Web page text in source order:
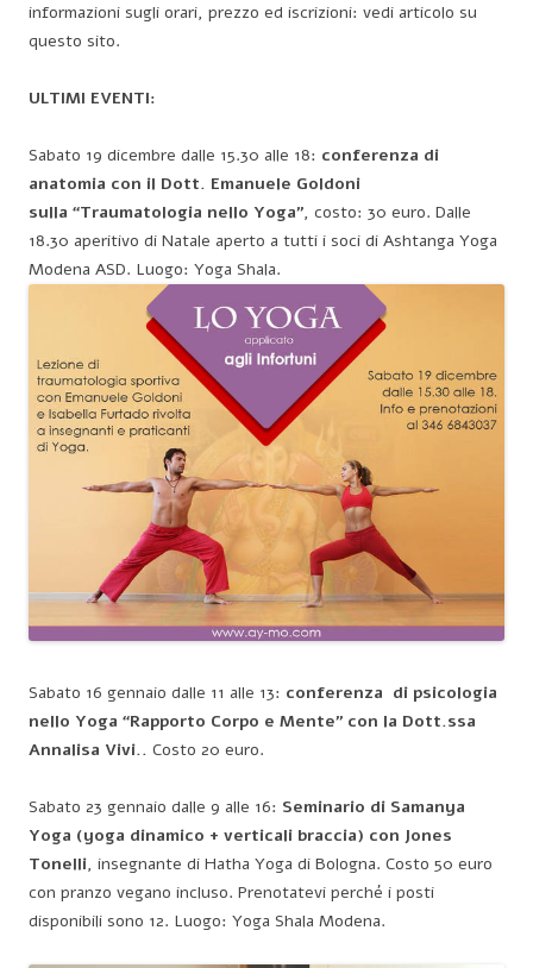
informazioni sugli orari, prezzo ed iscrizioni: vedi articolo su
questo sito.
ULTIMI EVENTI:
Sabato 19 dicembre dalle 15.30 alle 18: conferenza di
anatomia con il Dott. Emanuele Goldoni
sulla “Traumatologia nello Yoga”, costo: 30 euro. Dalle
18.30 aperitivo di Natale aperto a tutti i soci di Ashtanga Yoga
Modena ASD. Luogo: Yoga Shala.
Sabato 16 gennaio dalle 11 alle 13: conferenza di psicologia
nello Yoga “Rapporto Corpo e Mente” con la Dott.ssa
Annalisa Vivi.. Costo 20 euro.
Sabato 23 gennaio dalle 9 alle 16: Seminario di Samanya
Yoga (yoga dinamico + verticali braccia) con Jones
Tonelli, insegnante di Hatha Yoga di Bologna. Costo 50 euro
con pranzo vegano incluso. Prenotatevi perché i posti
disponibili sono 12. Luogo: Yoga Shala Modena.